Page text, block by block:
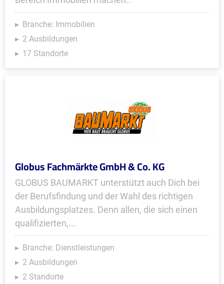
Branche: Immobilien
2 Ausbildungen
17 Standorte
Globus Fachmärkte GmbH & Co. KG
GLOBUS BAUMARKT unterstützt auch Dich bei
der Berufsfindung und der Wahl des richtigen
Ausbildungsplatzes. Denn allen, die sich einen
qualifizierten,...
Branche: Dienstleistungen
2 Ausbildungen
2 Standorte